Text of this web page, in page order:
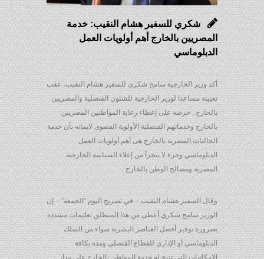
شكري للسفير هشام النقيب: خدمة
المصريين بالخارج أهم أولويات العمل
الدبلوماسي
أكد وزير الخارجية سامح شكري للسفير هشام النقيب، عقب
تعيينه مساعدا لوزير الخارجية للشئون القنصلية والمصريين
بالخارج , حرصه على إعطاء رعاية المواطنين المصريين
بالخارج وخدماتهم القنصلية الأولوية القصوى لايمانه بأن خدمة
الجاليات المصرية بالخارج هى أهم أولويات العمل
الدبلوماسي وجزء لا يتجزأ من إعلاء السياسة الخارجية
المصرية ومصالح الوطن بالخارج .
وقال السفير هشام النقيب – في تصريح اليوم “الجمعة” – إن
الوزير سامح شكري أعطى من هذا المنطلق تعليمات مشددة
بضرورة توفير أفضل العناصر البشرية سواء من السلك
الدبلوماسي أو الإداري للقطاع القنصلي ومده بكافة
الامكانيات التي تتيح له خدمة المواطن بالخارج على مدار